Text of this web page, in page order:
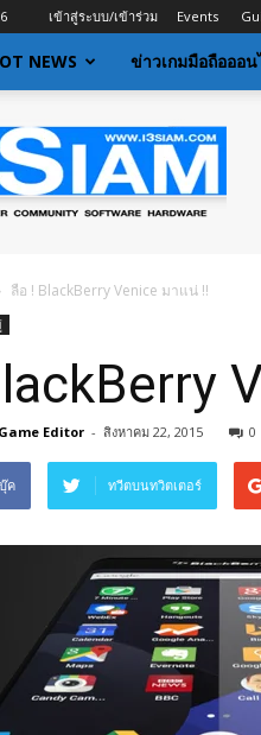
เข้าสู่ระบบ/เข้าร่วม Events
NEWS ข่าวเกมมือถือออ
ลือ ! BlackBerry Venice มาแน่ !!
Editor - สิงหาคม 22, 2015 0
ค ทวีตบนทวิตเตอร์